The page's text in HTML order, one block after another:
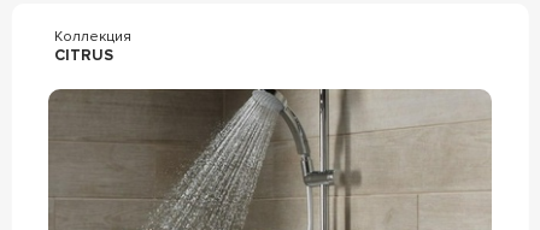
Коллекция
CITRUS